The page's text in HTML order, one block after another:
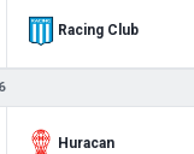
Racing Club
Huracan